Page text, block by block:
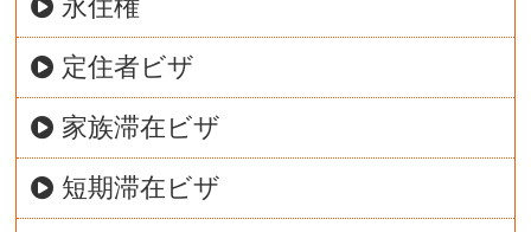
永住権
定住者ビザ
家族滞在ビザ
短期滞在ビザ